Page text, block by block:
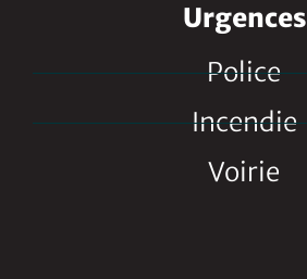
Urgences
Police
Incendie
Voirie